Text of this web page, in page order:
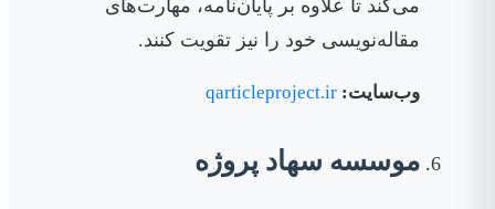
می‌کند تا علاوه بر پایان‌نامه، مهارت‌های
مقاله‌نویسی خود را نیز تقویت کنند.
وب‌سایت: qarticleproject.ir
موسسه سهاد پروژه